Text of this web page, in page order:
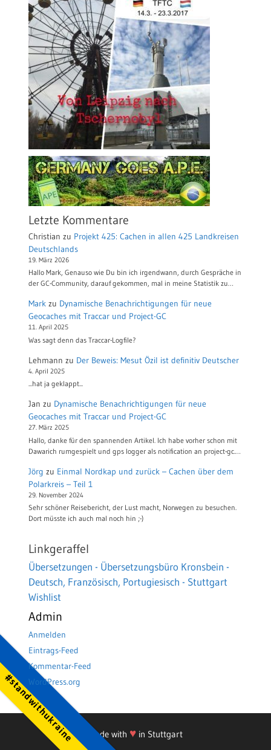
#standwithukraine
Letzte Kommentare
Christian zu Projekt 425: Cachen in allen 425 Landkreisen
Deutschlands
19. März 2026
Hallo Mark, Genauso wie Du bin ich irgendwann, durch Gespräche in
der GC-Community, darauf gekommen, mal in meine Statistik zu…
Mark zu Dynamische Benachrichtigungen für neue
Geocaches mit Traccar und Project-GC
11. April 2025
Was sagt denn das Traccar-Logfile?
Lehmann zu Der Beweis: Mesut Özil ist definitiv Deutscher
4. April 2025
...hat ja geklappt...
Jan zu Dynamische Benachrichtigungen für neue
Geocaches mit Traccar und Project-GC
27. März 2025
Hallo, danke für den spannenden Artikel. Ich habe vorher schon mit
Dawarich rumgespielt und gps logger als notification an project-gc.…
Jörg zu Einmal Nordkap und zurück – Cachen über dem
Polarkreis – Teil 1
29. November 2024
Sehr schöner Reisebericht, der Lust macht, Norwegen zu besuchen.
Dort müsste ich auch mal noch hin ;-)
Linkgeraffel
Übersetzungen - Übersetzungsbüro Kronsbein -
Deutsch, Französisch, Portugiesisch - Stuttgart
Wishlist
Admin
Anmelden
Eintrags-Feed
Kommentar-Feed
WordPress.org
Made with ♥ in Stuttgart